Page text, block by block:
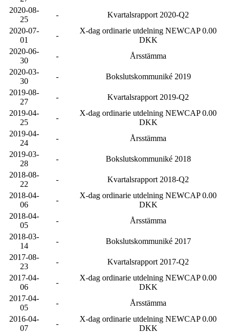
2020-08-
25
-
Kvartalsrapport 2020-Q2
2020-07-
01
-
X-dag ordinarie utdelning NEWCAP 0.00
DKK
2020-06-
30
-
Årsstämma
2020-03-
30
-
Bokslutskommuniké 2019
2019-08-
27
-
Kvartalsrapport 2019-Q2
2019-04-
25
-
X-dag ordinarie utdelning NEWCAP 0.00
DKK
2019-04-
24
-
Årsstämma
2019-03-
28
-
Bokslutskommuniké 2018
2018-08-
22
-
Kvartalsrapport 2018-Q2
2018-04-
06
-
X-dag ordinarie utdelning NEWCAP 0.00
DKK
2018-04-
05
-
Årsstämma
2018-03-
14
-
Bokslutskommuniké 2017
2017-08-
23
-
Kvartalsrapport 2017-Q2
2017-04-
06
-
X-dag ordinarie utdelning NEWCAP 0.00
DKK
2017-04-
05
-
Årsstämma
2016-04-
07
-
X-dag ordinarie utdelning NEWCAP 0.00
DKK